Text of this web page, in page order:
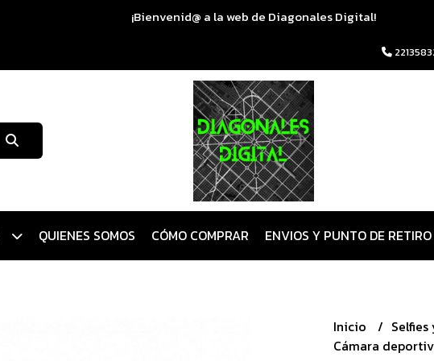
¡Bienvenid@ a la web de Diagonales Digital!
QUIENES SOMOS CÓMO COMPRAR ENVIOS Y PUNTO DE RETIRO
Inicio
Cámara